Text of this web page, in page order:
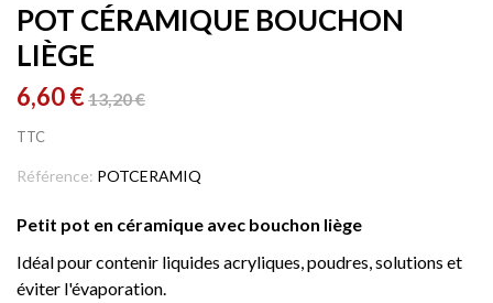
POT CÉRAMIQUE BOUCHON
LIÈGE
6,60 €13,20 €
TTC
Référence: POTCERAMIQ
Petit pot en céramique avec bouchon liège
Idéal pour contenir liquides acryliques, poudres, solutions et
éviter l'évaporation.